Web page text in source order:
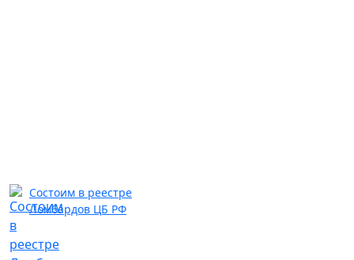
Состоим в реестре
Ломбардов ЦБ РФ